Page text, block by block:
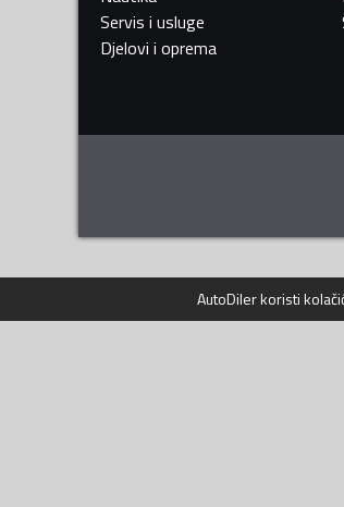
Servis i usluge
Djelovi i oprema
AutoDilerkoristi